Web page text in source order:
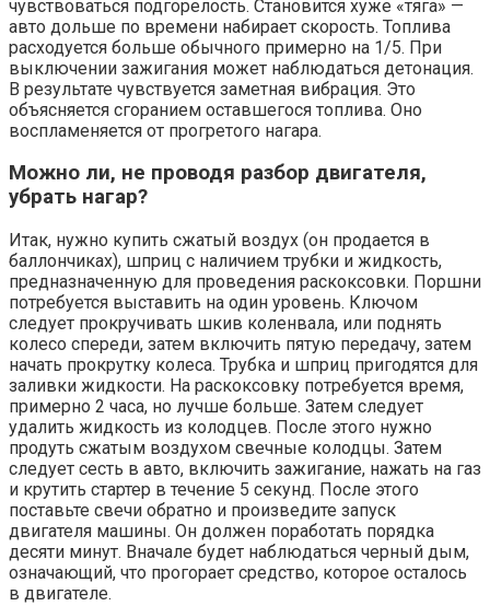
чувствоваться подгорелость. Становится хуже «тяга» —
авто дольше по времени набирает скорость. Топлива
расходуется больше обычного примерно на 1/5. При
выключении зажигания может наблюдаться детонация.
В результате чувствуется заметная вибрация. Это
объясняется сгоранием оставшегося топлива. Оно
воспламеняется от прогретого нагара.
Можно ли, не проводя разбор двигателя,
убрать нагар?
Итак, нужно купить сжатый воздух (он продается в
баллончиках), шприц с наличием трубки и жидкость,
предназначенную для проведения раскоксовки. Поршни
потребуется выставить на один уровень. Ключом
следует прокручивать шкив коленвала, или поднять
колесо спереди, затем включить пятую передачу, затем
начать прокрутку колеса. Трубка и шприц пригодятся для
заливки жидкости. На раскоксовку потребуется время,
примерно 2 часа, но лучше больше. Затем следует
удалить жидкость из колодцев. После этого нужно
продуть сжатым воздухом свечные колодцы. Затем
следует сесть в авто, включить зажигание, нажать на газ
и крутить стартер в течение 5 секунд. После этого
поставьте свечи обратно и произведите запуск
двигателя машины. Он должен поработать порядка
десяти минут. Вначале будет наблюдаться черный дым,
означающий, что прогорает средство, которое осталось
в двигателе.